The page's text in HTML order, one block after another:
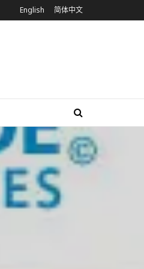
English 简体中文